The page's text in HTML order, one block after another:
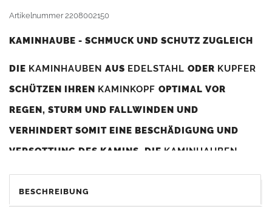
Artikelnummer2208002150
KAMINHAUBE - SCHMUCK UND SCHUTZ ZUGLEICH
DIE KAMINHAUBEN AUS EDELSTAHL ODER KUPFER
SCHÜTZEN IHREN KAMINKOPF OPTIMAL VOR
REGEN, STURM UND FALLWINDEN UND
VERHINDERT SOMIT EINE BESCHÄDIGUNG UND
VERSOTTUNG DES KAMINS. DIE KAMINHAUBEN
DIENEN GLEICHZEITIG ALS GESTALTERISCHES
BESCHREIBUNG